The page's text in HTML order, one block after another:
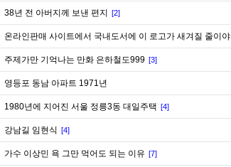
38년 전 아버지께 보낸 편지 [2]
온라인판매 사이트에서 국내도서에 이 로고가 새겨질 줄이야
주제가만 기억나는 만화 은하철도999 [3]
영등포 동남 아파트 1971년
1980년에 지어진 서울 정릉3동 대일주택 [4]
강남길 임현식 [4]
가수 이상민 욕 그만 먹어도 되는 이유 [7]